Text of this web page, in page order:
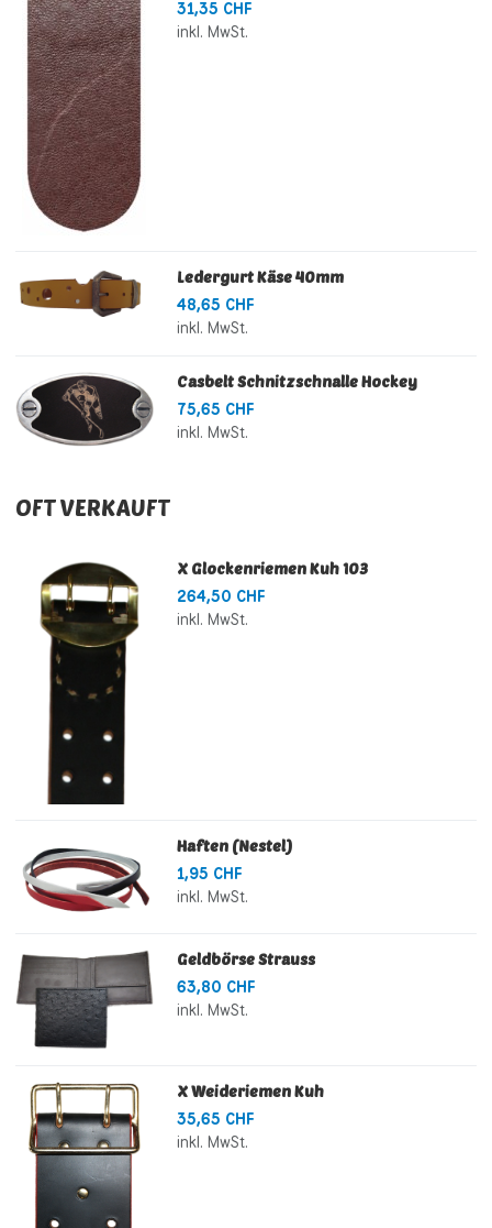
31,35 CHF
inkl. MwSt.
Ledergurt Käse 40mm
48,65 CHF
inkl. MwSt.
Casbelt Schnitzschnalle Hockey
75,65 CHF
inkl. MwSt.
OFT VERKAUFT
X Glockenriemen Kuh 103
264,50 CHF
inkl. MwSt.
Haften (Nestel)
1,95 CHF
inkl. MwSt.
Geldbörse Strauss
63,80 CHF
inkl. MwSt.
X Weideriemen Kuh
35,65 CHF
inkl. MwSt.